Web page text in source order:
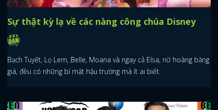
Sự thật kỳ lạ về các nàng công chúa Disney
Bạch Tuyết, Lọ Lem, Belle, Moana và ngay cả Elsa, nữ hoàng băng
giá, đều có những bí mật hậu trường mà ít ai biết.